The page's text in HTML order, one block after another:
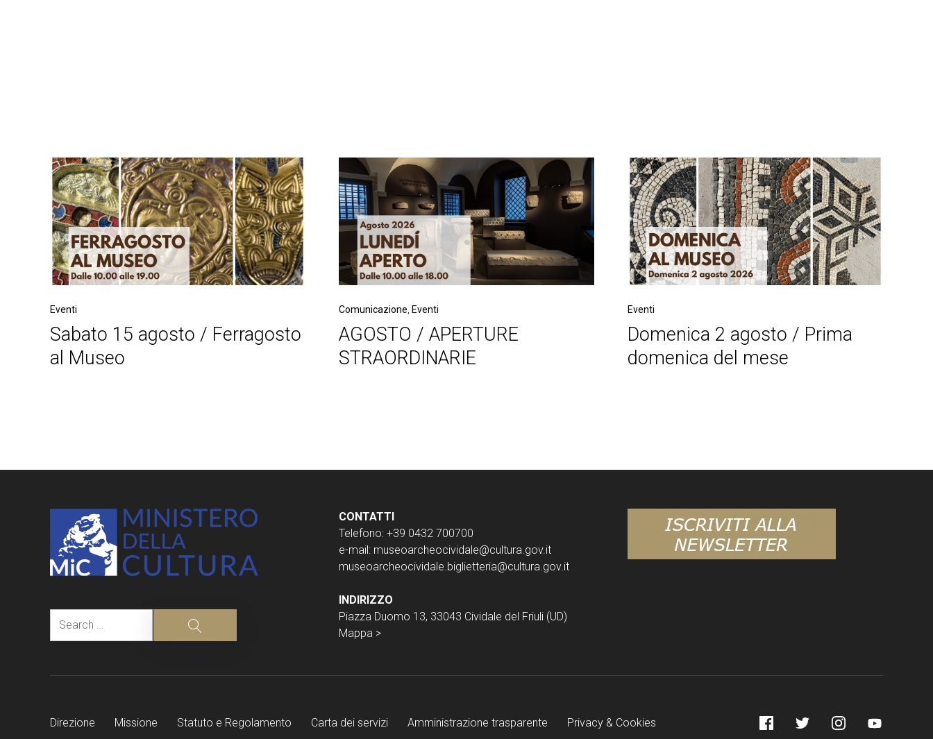
Eventi
Sabato 15 agosto / Ferragosto
al Museo
Comunicazione Eventi
AGOSTO / APERTURE
STRAORDINARIE
Eventi
Domenica 2 agosto / Prima
domenica del mese
navigation
Search
CONTATTI
Telefono: +39 0432 700700
e-mail: museoarcheocividale@cultura.gov.it
museoarcheocividale.biglietteria@cultura.gov.it
INDIRIZZO
Piazza Duomo 13, 33043 Cividale del Friuli (UD)
Mappa >
Direzione Missione Statuto e Regolamento Carta dei servizi Amministrazione trasparente Privacy & Cookies FacebookTwitter InstagramYouTube